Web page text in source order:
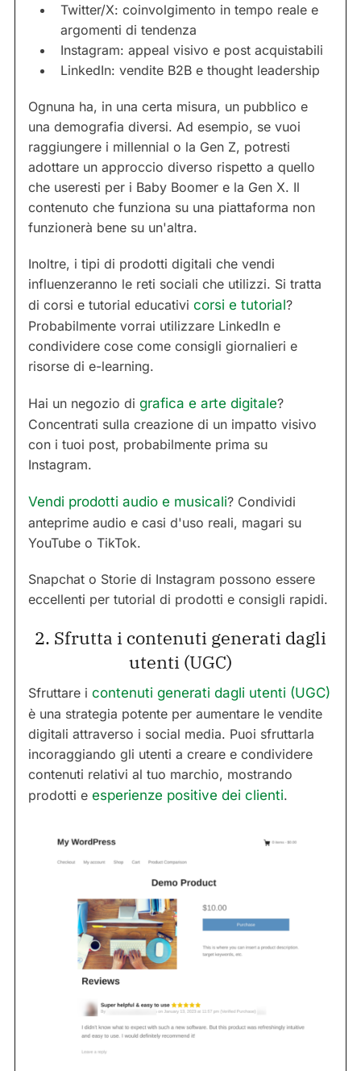
Twitter/X: coinvolgimento in tempo reale e
argomenti di tendenza
Instagram: appeal visivo e post acquistabili
LinkedIn: vendite B2B e thought leadership
Ognuna ha, in una certa misura, un pubblico e
una demografia diversi. Ad esempio, se vuoi
raggiungere i millennial o la Gen Z, potresti
adottare un approccio diverso rispetto a quello
che useresti per i Baby Boomer e la Gen X. Il
contenuto che funziona su una piattaforma non
funzionerà bene su un'altra.
Inoltre, i tipi di prodotti digitali che vendi
influenzeranno le reti sociali che utilizzi. Si tratta
di corsi e tutorial educativi corsi e tutorial?
Probabilmente vorrai utilizzare LinkedIn e
condividere cose come consigli giornalieri e
risorse di e-learning.
Hai un negozio di grafica e arte digitale?
Concentrati sulla creazione di un impatto visivo
con i tuoi post, probabilmente prima su
Instagram.
Vendi prodotti audio e musicali? Condividi
anteprime audio e casi d'uso reali, magari su
YouTube o TikTok.
Snapchat o Storie di Instagram possono essere
eccellenti per tutorial di prodotti e consigli rapidi.
2. Sfrutta i contenuti generati dagli
utenti (UGC)
Sfruttare i contenuti generati dagli utenti (UGC)
è una strategia potente per aumentare le vendite
digitali attraverso i social media. Puoi sfruttarla
incoraggiando gli utenti a creare e condividere
contenuti relativi al tuo marchio, mostrando
prodotti e esperienze positive dei clienti.